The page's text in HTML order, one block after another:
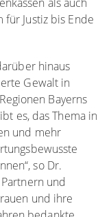
Justiz bis Ende
hinaus
Gewalt in
Bayerns
es, das Thema in
und mehr
so Dr.
und
und ihre